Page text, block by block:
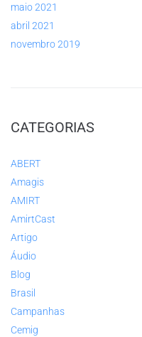
maio 2021
abril 2021
novembro 2019
CATEGORIAS
ABERT
Amagis
AMIRT
AmirtCast
Artigo
Áudio
Blog
Brasil
Campanhas
Cemig